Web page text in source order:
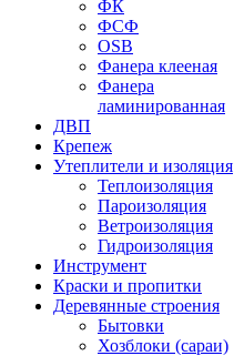
ФК
ФСФ
OSB
Фанера клееная
Фанера
ламинированная
ДВП
Крепеж
Утеплители и изоляция
Теплоизоляция
Пароизоляция
Ветроизоляция
Гидроизоляция
Инструмент
Краски и пропитки
Деревянные строения
Бытовки
Хозблоки (сараи)